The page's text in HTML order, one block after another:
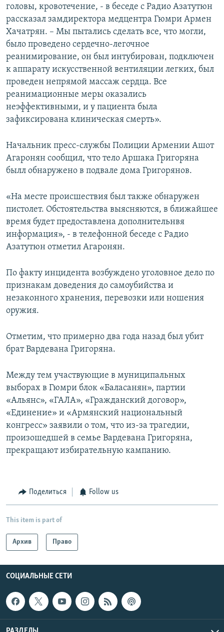
головы, кровотечение, - в беседе с Радио Азатутюн
рассказал замдиректора медцентра Гюмри Армен
Хачатрян. – Мы пытались сделать все, что могли,
было проведено сердечно-легочное
реанимирование, он был интубирован, подключен
к аппарату искусственной вентиляции легких, был
проведен непрямой массаж сердца. Все
реанимационные меры оказались
неэффективными, и у пациента была
зафиксирована клиническая смерть».
Начальник пресс-службы Полиции Армении Ашот
Агаронян сообщил, что тело Аршака Григоряна
былл обнаружено в подвале дома Григорянов.
«На месте происшествия был также обнаружен
пистолет. Обстоятельства выясняются, в ближайшее
время будет предоставлена дополнительнвя
информация», - в телефонной беседе с Радио
Азатутюн отметил Агаронян.
По факту инцидента возбуждено уголовное дело по
признакам доведения до самоубийства и
незаконного хранения, перевозки или ношения
оружия.
Отметим, что примерно два года назад был убит
брат Вардевана Григоряна.
Между тем участвующие в муниципальных
выборах в Гюмри блок «Баласанян», партии
«Альянс», «ГАЛА», «Гражданский договор»,
«Единение» и «Армянский национальный
конгресс» заявили о том, что из-за трагедии,
произошедшей в семье Вардевана Григоряна,
прекращают избирательную кампанию.
Поделиться Follow us
This item is part of
Архив Право
СОЦИАЛЬНЫЕ СЕТИ